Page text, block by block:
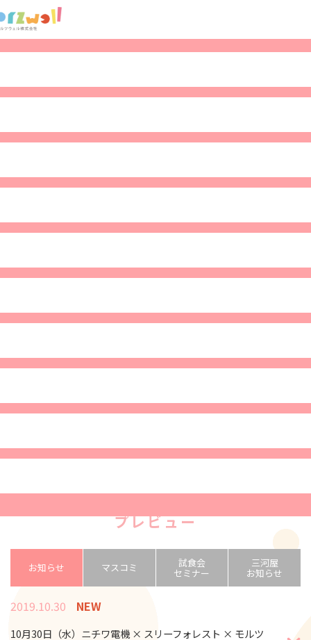
10月30日（水）ニチワ電機 × スリーフ
プレビュー
お知らせ マスコミ 試食会
セミナー
三河屋
お知らせ
2019.10.30 NEW
10月30日（水）ニチワ電機 × スリーフォレスト × モルツ